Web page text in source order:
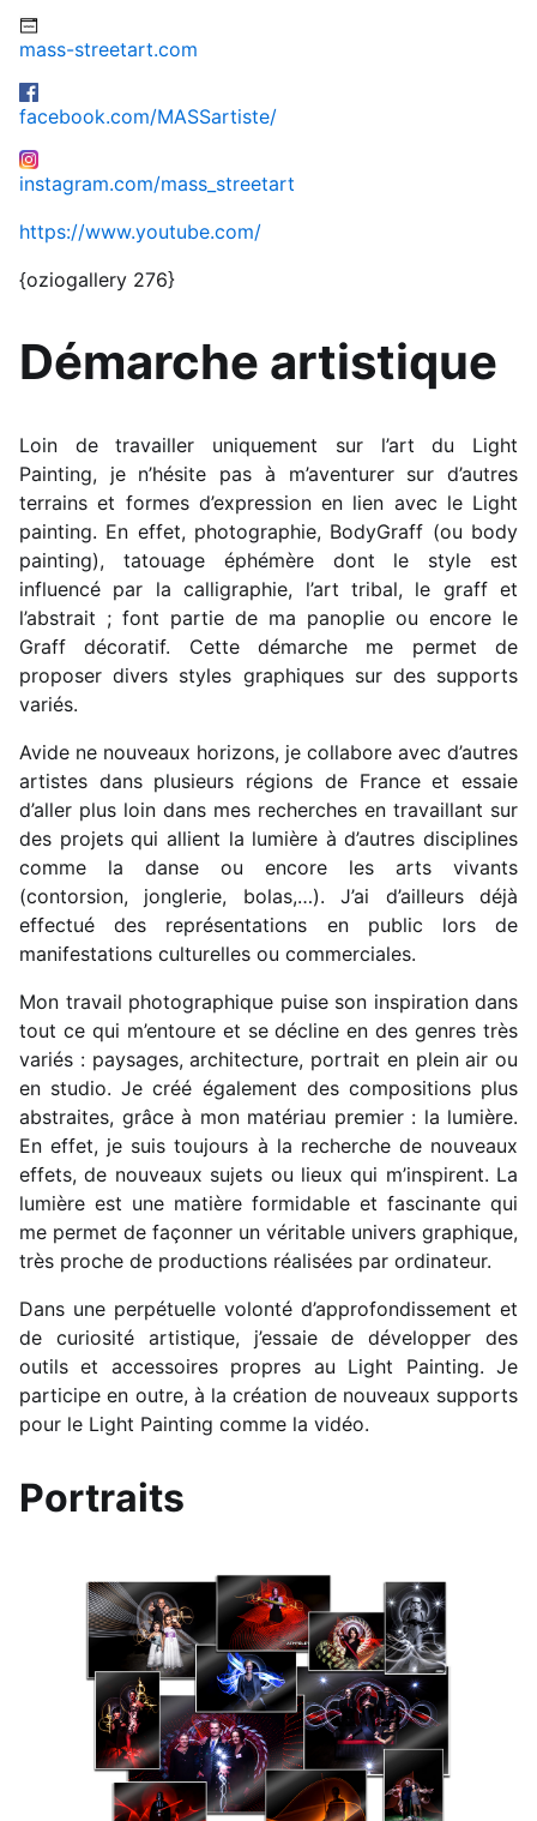
mass-streetart.com
facebook.com/MASSartiste/
instagram.com/mass_streetart
https://www.youtube.com/
{oziogallery 276}
Démarche artistique
Loin de travailler uniquement sur l’art du Light
Painting, je n’hésite pas à m’aventurer sur d’autres
terrains et formes d’expression en lien avec le Light
painting. En effet, photographie, BodyGraff (ou body
painting), tatouage éphémère dont le style est
influencé par la calligraphie, l’art tribal, le graff et
l’abstrait ; font partie de ma panoplie ou encore le
Graff décoratif. Cette démarche me permet de
proposer divers styles graphiques sur des supports
variés.
Avide ne nouveaux horizons, je collabore avec d’autres
artistes dans plusieurs régions de France et essaie
d’aller plus loin dans mes recherches en travaillant sur
des projets qui allient la lumière à d’autres disciplines
comme la danse ou encore les arts vivants
(contorsion, jonglerie, bolas,…). J’ai d’ailleurs déjà
effectué des représentations en public lors de
manifestations culturelles ou commerciales.
Mon travail photographique puise son inspiration dans
tout ce qui m’entoure et se décline en des genres très
variés : paysages, architecture, portrait en plein air ou
en studio. Je créé également des compositions plus
abstraites, grâce à mon matériau premier : la lumière.
En effet, je suis toujours à la recherche de nouveaux
effets, de nouveaux sujets ou lieux qui m’inspirent. La
lumière est une matière formidable et fascinante qui
me permet de façonner un véritable univers graphique,
très proche de productions réalisées par ordinateur.
Dans une perpétuelle volonté d’approfondissement et
de curiosité artistique, j’essaie de développer des
outils et accessoires propres au Light Painting. Je
participe en outre, à la création de nouveaux supports
pour le Light Painting comme la vidéo.
Portraits